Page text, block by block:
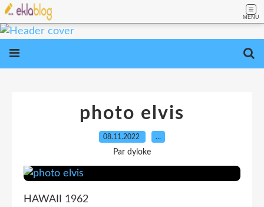
MENU
photo elvis
08.11.2022 …
Par dyloke
HAWAII 1962